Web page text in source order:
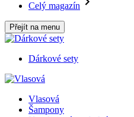
Celý magazín
Přejít na menu
Dárkové sety
Vlasová
Šampony